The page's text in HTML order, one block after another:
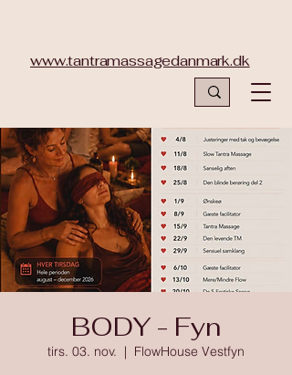
www.tantramassagedanmark.dk
BODY - Fyn
tirs. 03. nov.
  |
FlowHouse Vestfyn